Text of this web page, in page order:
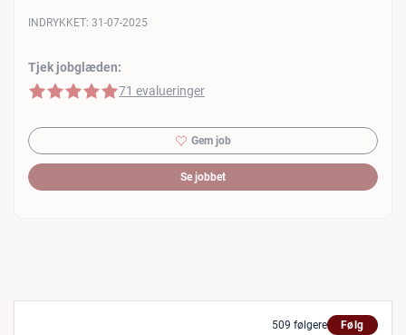
Tjek jobglæden:
5 af 5 stjerner
71 evalueringer
INDRYKKET: 31-07-2025
Gem job
Se jobbet
509 følgere Følg